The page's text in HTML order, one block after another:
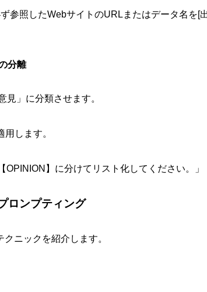
参照したWebサイトのURLまたはデータ名を[
分離
見」に分類させます。
します。
】に分けてリスト化してください。」
ロンプティング
ニックを紹介します。